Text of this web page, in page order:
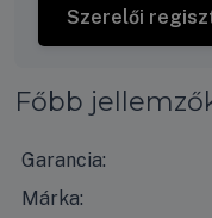
Szerelői
Főbb
Garancia:
Márka: